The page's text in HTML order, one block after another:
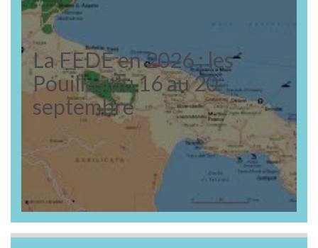
La FEDE en 2026 : les
Pouilles du 16 au 20
septembre